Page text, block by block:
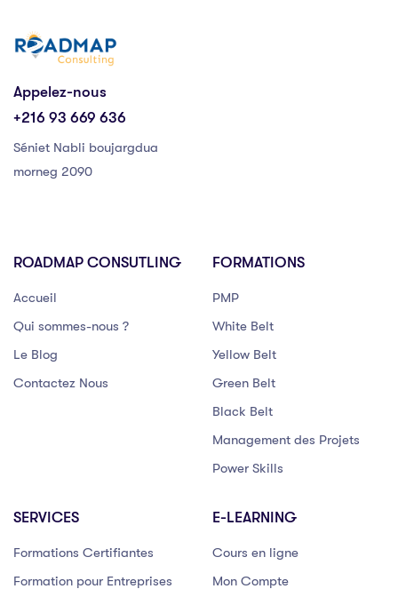
Appelez-nous
+216 93 669 636
Séniet Nabli boujargdua
morneg 2090
ROADMAP CONSUTLING
Accueil
Qui sommes-nous ?
Le Blog
Contactez Nous
FORMATIONS
PMP
White Belt
Yellow Belt
Green Belt
Black Belt
Management des Projets
Power Skills
SERVICES
Formations Certifiantes
Formation pour Entreprises
E-LEARNING
Cours en ligne
Mon Compte